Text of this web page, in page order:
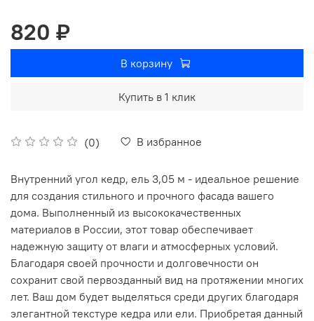
(0) В избранное
820 ₽
В корзину
Купить в 1 клик
Внутренний угол кедр, ель 3,05 м - идеальное решение
для создания стильного и прочного фасада вашего
дома. Выполненный из высококачественных
материалов в России, этот товар обеспечивает
надежную защиту от влаги и атмосферных условий.
Благодаря своей прочности и долговечности он
сохранит свой первозданный вид на протяжении многих
лет. Ваш дом будет выделяться среди других благодаря
элегантной текстуре кедра или ели. Приобретая данный